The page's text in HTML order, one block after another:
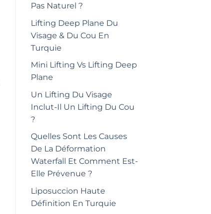
Pas Naturel ?
Lifting Deep Plane Du
Visage & Du Cou En
Turquie
Mini Lifting Vs Lifting Deep
Plane
Un Lifting Du Visage
Inclut-Il Un Lifting Du Cou
?
Quelles Sont Les Causes
De La Déformation
Waterfall Et Comment Est-
Elle Prévenue ?
Liposuccion Haute
Définition En Turquie